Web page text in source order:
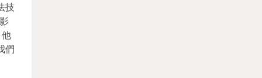
技
們